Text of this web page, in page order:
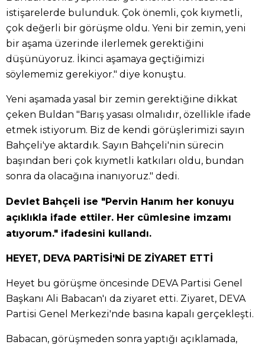
istişarelerde bulunduk. Çok önemli, çok kıymetli,
çok değerli bir görüşme oldu. Yeni bir zemin, yeni
bir aşama üzerinde ilerlemek gerektiğini
düşünüyoruz. İkinci aşamaya geçtiğimizi
söylememiz gerekiyor." diye konuştu.
Yeni aşamada yasal bir zemin gerektiğine dikkat
çeken Buldan "Barış yasası olmalıdır, özellikle ifade
etmek istiyorum. Biz de kendi görüşlerimizi sayın
Bahçeli'ye aktardık. Sayın Bahçeli'nin sürecin
başından beri çok kıymetli katkıları oldu, bundan
sonra da olacağına inanıyoruz." dedi.
Devlet Bahçeli ise "Pervin Hanım her konuyu
açıklıkla ifade ettiler. Her cümlesine imzamı
atıyorum." ifadesini kullandı.
HEYET, DEVA PARTİSİ'Nİ DE ZİYARET ETTİ
Heyet bu görüşme öncesinde DEVA Partisi Genel
Başkanı Ali Babacan'ı da ziyaret etti. Ziyaret, DEVA
Partisi Genel Merkezi'nde basına kapalı gerçekleşti.
Babacan, görüşmeden sonra yaptığı açıklamada,